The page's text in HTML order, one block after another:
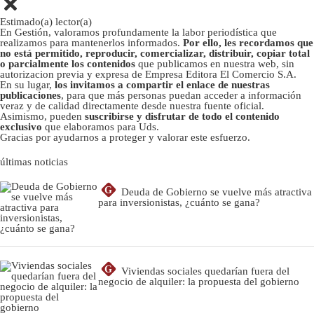
Estimado(a) lector(a)
En Gestión, valoramos profundamente la labor periodística que
realizamos para mantenerlos informados. Por ello, les recordamos que
no está permitido, reproducir, comercializar, distribuir, copiar total
o parcialmente los contenidos que publicamos en nuestra web, sin
autorizacion previa y expresa de Empresa Editora El Comercio S.A.
En su lugar, los invitamos a compartir el enlace de nuestras
publicaciones, para que más personas puedan acceder a información
veraz y de calidad directamente desde nuestra fuente oficial.
Asimismo, pueden suscribirse y disfrutar de todo el contenido
exclusivo que elaboramos para Uds.
Gracias por ayudarnos a proteger y valorar este esfuerzo.
últimas noticias
G
Deuda de Gobierno se vuelve más atractiva
para inversionistas, ¿cuánto se gana?
G
Viviendas sociales quedarían fuera del
negocio de alquiler: la propuesta del gobierno